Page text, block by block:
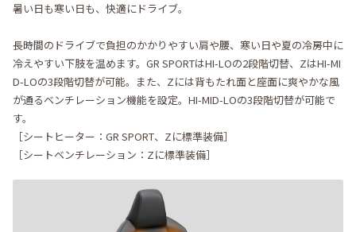
暑い日も寒い日も、快適にドライブ。
長時間のドライブで負担のかかりやすい肩や腰、寒い日や夏の冷房中に
冷えやすい下肢を温めます。GR SPORTはHI-LOの2段階切替、ZはHI-MI
D-LOの3段階切替が可能。また、Zには背もたれ面と座面に爽やかな風
が通るベンチレーション機能を設定。HI-MID-LOの3段階切替が可能で
す。
［シートヒーター：GR SPORT、Zに標準装備］
［シートベンチレーション：Zに標準装備］